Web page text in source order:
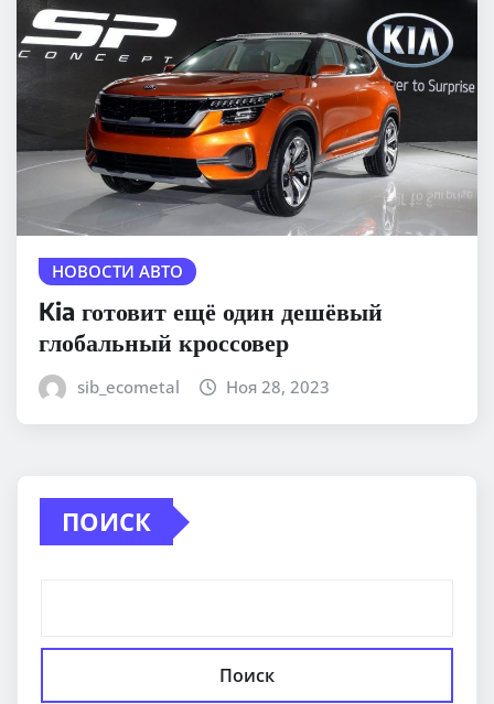
НОВОСТИ АВТО
Kia готовит ещё один дешёвый
глобальный кроссовер
sib_ecometal Ноя 28, 2023
ПОИСК
Поиск